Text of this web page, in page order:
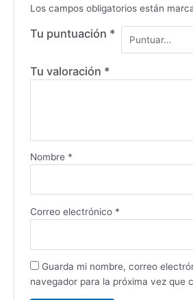
Los campos obligatorios están
Tu puntuación *
Tu valoración *
Nombre *
Correo electrónico *
Guarda mi nombre, correo
navegador para la próxima vez que